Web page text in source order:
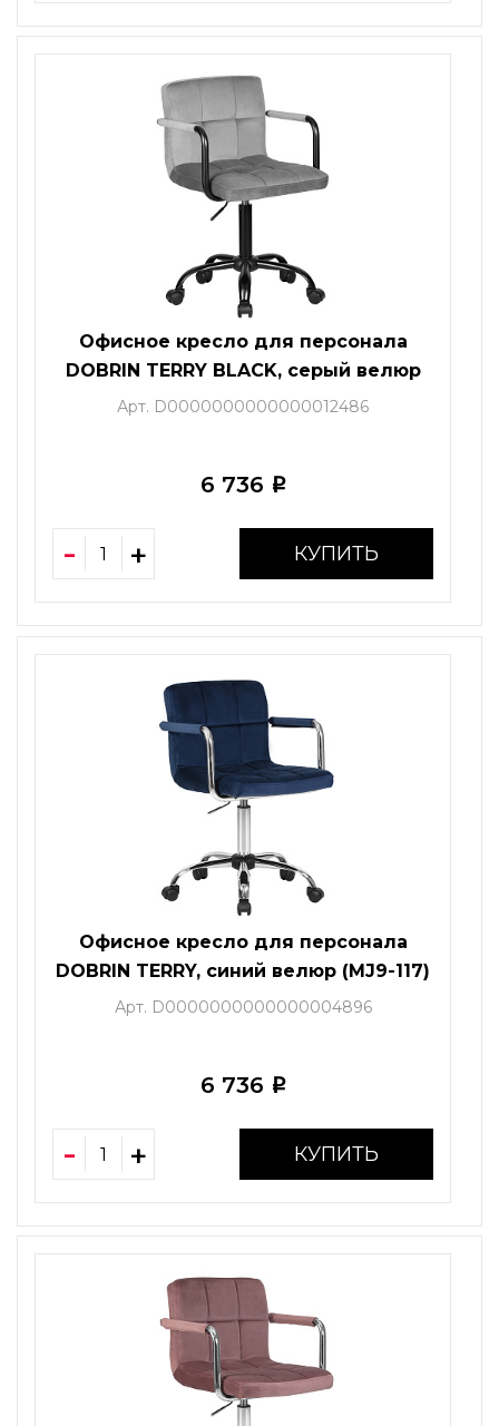
Офисное кресло для персонала
DOBRIN TERRY BLACK, серый велюр
(MJ9-75)
Арт. D0000000000000012486
6 736 i
КУПИТЬ
Офисное кресло для персонала
DOBRIN TERRY, синий велюр (MJ9-117)
Арт. D0000000000000004896
6 736 i
КУПИТЬ